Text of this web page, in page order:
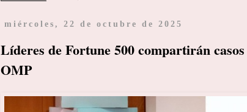
miércoles, 22 de octubre de 2025
Líderes de Fortune 500 compartirán
OMP